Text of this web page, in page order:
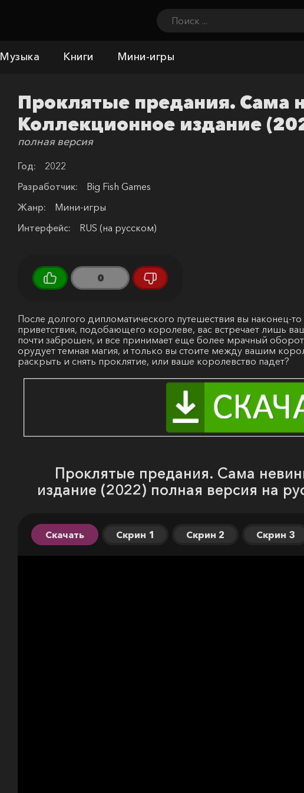
Музыка Книги Мини-игры
Проклятые предания. Сама
Коллекционное издание
полная версия
Год:
2022
Разработчик:
Big Fish Games
Жанр:
Мини-игры
Интерфейс:
RUS (на русском)
0
После долгого дипломатического путешествия вы наконец-
приветствия, подобающего королеве, вас встречает лишь
почти заброшен, и все принимает еще более мрачный
орудует темная магия, и только вы стоите между вашим
раскрыть и снять проклятие, или ваше королевство падет?
Проклятые предания. Сама
издание (2022) полная версия на
Скачать Скрин 1 Скрин 2 Скрин 3